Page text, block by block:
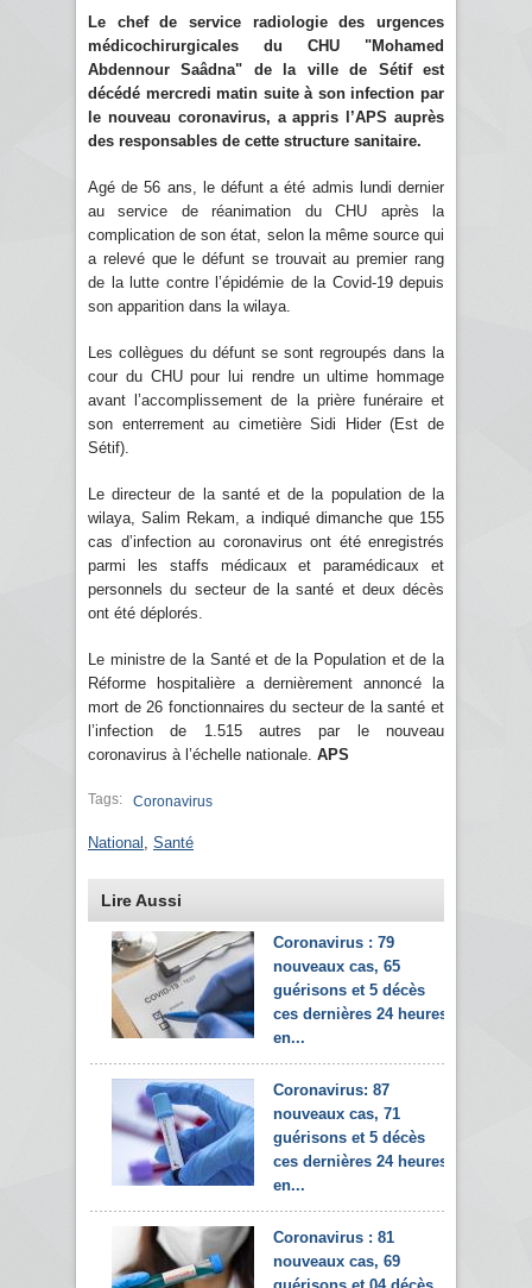
Le chef de service radiologie des urgences
médicochirurgicales du CHU "Mohamed
Abdennour Saâdna" de la ville de Sétif est
décédé mercredi matin suite à son infection par
le nouveau coronavirus, a appris l’APS auprès
des responsables de cette structure sanitaire.
Agé de 56 ans, le défunt a été admis lundi dernier
au service de réanimation du CHU après la
complication de son état, selon la même source qui
a relevé que le défunt se trouvait au premier rang
de la lutte contre l’épidémie de la Covid-19 depuis
son apparition dans la wilaya.
Les collègues du défunt se sont regroupés dans la
cour du CHU pour lui rendre un ultime hommage
avant l’accomplissement de la prière funéraire et
son enterrement au cimetière Sidi Hider (Est de
Sétif).
Le directeur de la santé et de la population de la
wilaya, Salim Rekam, a indiqué dimanche que 155
cas d’infection au coronavirus ont été enregistrés
parmi les staffs médicaux et paramédicaux et
personnels du secteur de la santé et deux décès
ont été déplorés.
Le ministre de la Santé et de la Population et de la
Réforme hospitalière a dernièrement annoncé la
mort de 26 fonctionnaires du secteur de la santé et
l’infection de 1.515 autres par le nouveau
coronavirus à l’échelle nationale. APS
Tags: Coronavirus
National Santé
Lire Aussi
Coronavirus : 79
nouveaux cas, 65
guérisons et 5 décès
ces dernières 24 heures
en...
Coronavirus: 87
nouveaux cas, 71
guérisons et 5 décès
ces dernières 24 heures
en...
Coronavirus : 81
nouveaux cas, 69